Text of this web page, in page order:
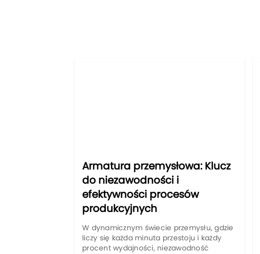
Armatura przemysłowa: Klucz
do niezawodności i
efektywności procesów
produkcyjnych
W dynamicznym świecie przemysłu, gdzie
liczy się każda minuta przestoju i każdy
procent wydajności, niezawodność